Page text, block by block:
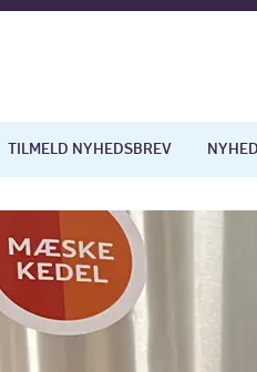
TILMELD NYHEDSBREV